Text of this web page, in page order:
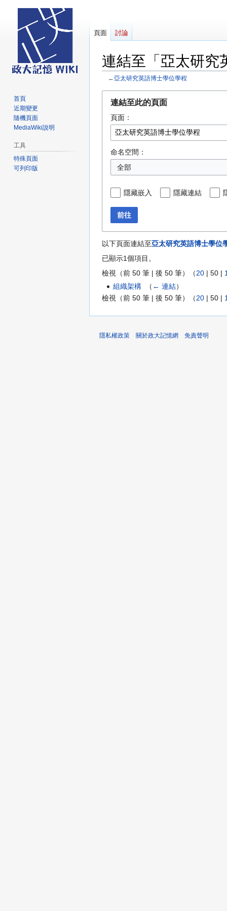
連結至「亞太研究
←亞太研究英語博士學位學程
連結至此的頁面
頁面：
命名空間：
全部
隱藏嵌入 隱藏連結
前往
以下頁面連結至亞太研究英語博士學位
已顯示1個項目。
檢視（前 50 筆 | 後 50 筆）（20 | 50 |
組織架構
（ ← 連結）
檢視（前 50 筆 | 後 50 筆）（20 | 50 |
頁面 討論
首頁
近期變更
隨機頁面
MediaWiki說明
工具
特殊頁面
可列印版
隱私權政策 關於政大記憶網 免責聲明